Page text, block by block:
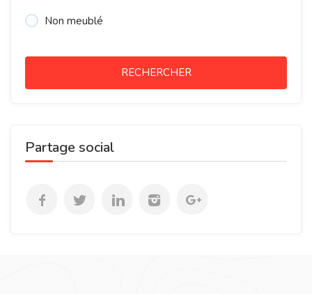
Non meublé
RECHERCHER
Partage social